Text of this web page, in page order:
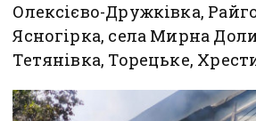
Олексієво-Дружківка,
Ясногірка, села Мирна
Тетянівка, Торецьке,